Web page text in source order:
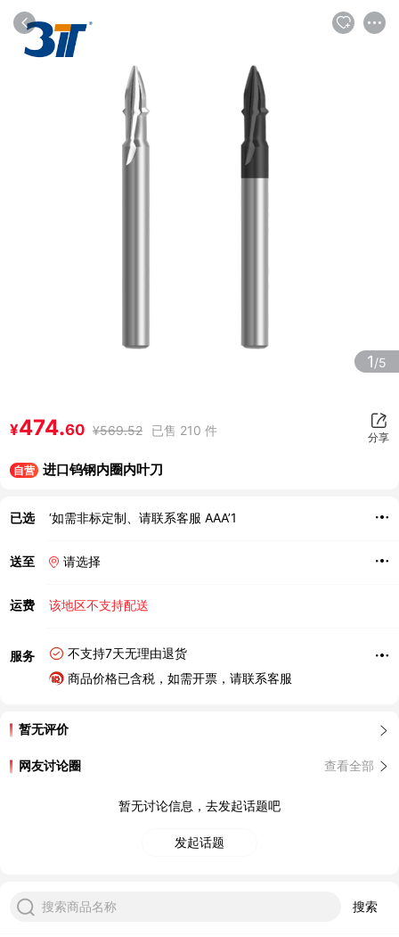
1/5
¥474.60 ¥569.52 已售 210 件 分享
自营 进口钨钢内圈内叶刀
已选 ‘如需非标定制、请联系客服 AAA’1
送至 请选择
运费 该地区不支持配送
服务
不支持7天无理由退货
商品价格已含税，如需开票，请联系客服
暂无评价
网友讨论圈 查看全部
暂无讨论信息，去发起话题吧
发起话题
搜索商品名称 搜索